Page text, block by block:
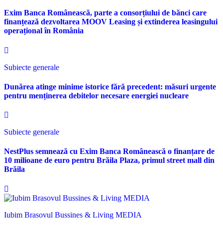
Exim Banca Românească, parte a consorțiului de bănci care
finanțează dezvoltarea MOOV Leasing și extinderea leasingului
operațional în România
Subiecte generale
Dunărea atinge minime istorice fără precedent: măsuri urgente
pentru menținerea debitelor necesare energiei nucleare
Subiecte generale
NestPlus semnează cu Exim Banca Românească o finanțare de
10 milioane de euro pentru Brăila Plaza, primul street mall din
Brăila
Iubim Brasovul Bussines & Living MEDIA